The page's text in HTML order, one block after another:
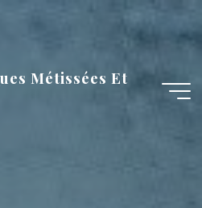
Métissées Et